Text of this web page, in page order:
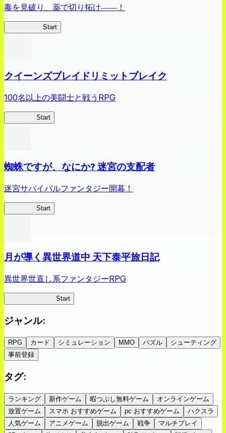
毒を見破り、薬で切り拓け――！
Start
クイーンズブレイドリミットブレイク
100名以上の美闘士と戦うRPG
Start
蜘蛛ですが、なにか? 迷宮の支配者
迷宮サバイバルファンタジー開幕！
Start
月が導く異世界道中 天下泰平旅日記
異世界世直し系ファンタジーRPG
Start
ジャンル:
RPG カード シミュレーション MMO パズル
シューティング
事前登録
タグ:
ランキング 新作ゲーム 暇つぶし無料ゲーム
オンラインゲーム
放置ゲーム
スマホ おすすめゲーム pc おすすめゲーム
ハクスラ
人気ゲーム
アニメゲーム 脱出ゲーム 戦争
マルチプレイ